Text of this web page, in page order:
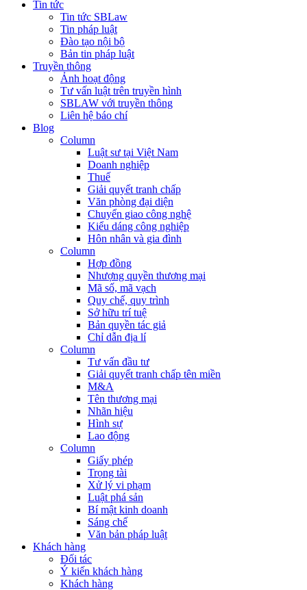
Tin tức
Tin tức SBLaw
Tin pháp luật
Đào tạo nội bộ
Bản tin pháp luật
Truyền thông
Ảnh hoạt động
Tư vấn luật trên truyền hình
SBLAW với truyền thông
Liên hệ báo chí
Blog
Column
Luật sư tại Việt Nam
Doanh nghiệp
Thuế
Giải quyết tranh chấp
Văn phòng đại diện
Chuyển giao công nghệ
Kiểu dáng công nghiệp
Hôn nhân và gia đình
Column
Hợp đồng
Nhượng quyền thương mại
Mã số, mã vạch
Quy chế, quy trình
Sở hữu trí tuệ
Bản quyền tác giả
Chỉ dẫn địa lí
Column
Tư vấn đầu tư
Giải quyết tranh chấp tên miền
M&A
Tên thương mại
Nhãn hiệu
Hình sự
Lao động
Column
Giấy phép
Trọng tài
Xử lý vi phạm
Luật phá sản
Bí mật kinh doanh
Sáng chế
Văn bản pháp luật
Khách hàng
Đối tác
Ý kiến khách hàng
Khách hàng